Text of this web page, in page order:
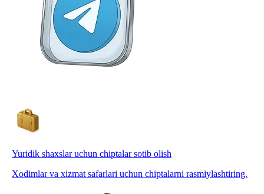
Yuridik shaxslar uchun chiptalar sotib olish
Xodimlar va xizmat safarlari uchun chiptalarni rasmiylashtiring.